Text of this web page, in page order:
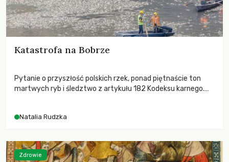
Katastrofa na Bobrze
Pytanie o przyszłość polskich rzek, ponad piętnaście ton
martwych ryb i śledztwo z artykułu 182 Kodeksu karnego.
zdarzeń prowadzących do biologicznej śmierci rzeki.
Natalia Rudzka
Zdrowie